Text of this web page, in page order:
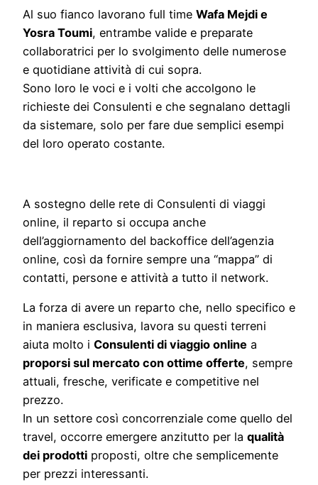
Al suo fianco lavorano full time Wafa Mejdi e
Yosra Toumi, entrambe valide e preparate
collaboratrici per lo svolgimento delle numerose
e quotidiane attività di cui sopra.
Sono loro le voci e i volti che accolgono le
richieste dei Consulenti e che segnalano dettagli
da sistemare, solo per fare due semplici esempi
del loro operato costante.
A sostegno delle rete di Consulenti di viaggi
online, il reparto si occupa anche
dell’aggiornamento del backoffice dell’agenzia
online, così da fornire sempre una “mappa” di
contatti, persone e attività a tutto il network.
La forza di avere un reparto che, nello specifico e
in maniera esclusiva, lavora su questi terreni
aiuta molto i Consulenti di viaggio online a
proporsi sul mercato con ottime offerte, sempre
attuali, fresche, verificate e competitive nel
prezzo.
In un settore così concorrenziale come quello del
travel, occorre emergere anzitutto per la qualità
dei prodotti proposti, oltre che semplicemente
per prezzi interessanti.